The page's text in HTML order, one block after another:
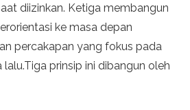
diizinkan. Ketiga membangun
ke masa depan
percakapan yang fokus pada
lalu.Tiga prinsip ini dibangun oleh